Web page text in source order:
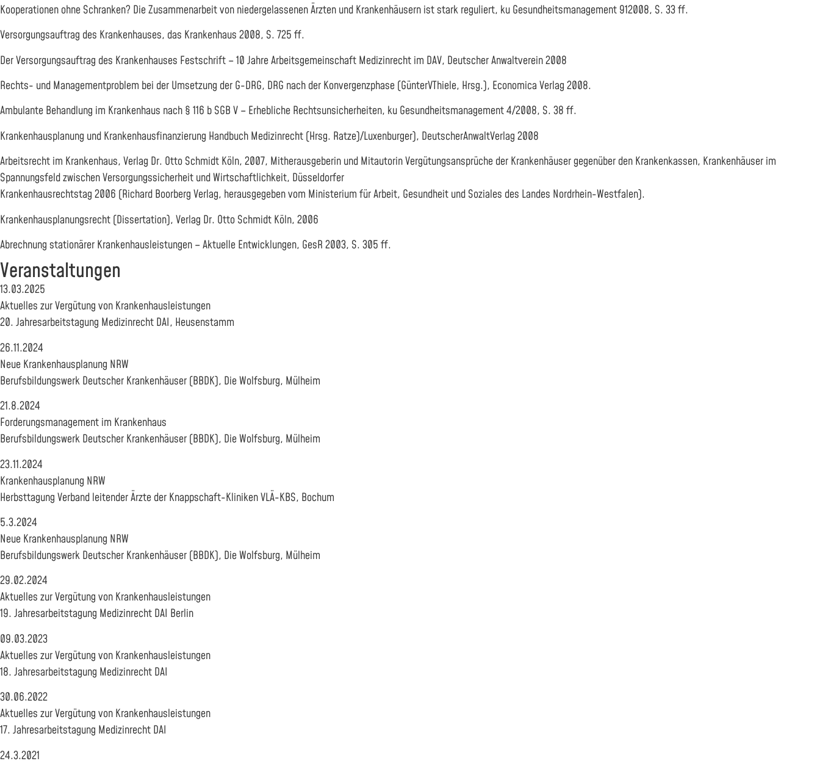
Kooperationen ohne Schranken? Die Zusammenarbeit von niedergelassenen Ärzten und Krankenhäusern ist stark reguliert, ku Gesundheitsmanagement 912008, S. 33 ff.
Versorgungsauftrag des Krankenhauses, das Krankenhaus 2008, S. 725 ff.
Der Versorgungsauftrag des Krankenhauses Festschrift – 10 Jahre Arbeitsgemeinschaft Medizinrecht im DAV, Deutscher Anwaltverein 2008
Rechts- und Managementproblem bei der Umsetzung der G-DRG, DRG nach der Konvergenzphase (GünterVThiele, Hrsg.), Economica Verlag 2008.
Ambulante Behandlung im Krankenhaus nach § 116 b SGB V – Erhebliche Rechtsunsicherheiten, ku Gesundheitsmanagement 4/2008, S. 38 ff.
Krankenhausplanung und Krankenhausfinanzierung Handbuch Medizinrecht (Hrsg. Ratze)/Luxenburger), DeutscherAnwaltVerlag 2008
Arbeitsrecht im Krankenhaus, Verlag Dr. Otto Schmidt Köln, 2007, Mitherausgeberin und Mitautorin Vergütungsansprüche der Krankenhäuser gegenüber den Krankenkassen, Krankenhäuser im
Spannungsfeld zwischen Versorgungssicherheit und Wirtschaftlichkeit, Düsseldorfer
Krankenhausrechtstag 2006 (Richard Boorberg Verlag, herausgegeben vom Ministerium für Arbeit, Gesundheit und Soziales des Landes Nordrhein-Westfalen).
Krankenhausplanungsrecht (Dissertation), Verlag Dr. Otto Schmidt Köln, 2006
Abrechnung stationärer Krankenhausleistungen – Aktuelle Entwicklungen, GesR 2003, S. 305 ff.
Veranstaltungen
13.03.2025
Aktuelles zur Vergütung von Krankenhausleistungen
20. Jahresarbeitstagung Medizinrecht DAI, Heusenstamm
26.11.2024
Neue Krankenhausplanung NRW
Berufsbildungswerk Deutscher Krankenhäuser (BBDK), Die Wolfsburg, Mülheim
21.8.2024
Forderungsmanagement im Krankenhaus
Berufsbildungswerk Deutscher Krankenhäuser (BBDK), Die Wolfsburg, Mülheim
23.11.2024
Krankenhausplanung NRW
Herbsttagung Verband leitender Ärzte der Knappschaft-Kliniken VLÄ-KBS, Bochum
5.3.2024
Neue Krankenhausplanung NRW
Berufsbildungswerk Deutscher Krankenhäuser (BBDK), Die Wolfsburg, Mülheim
29.02.2024
Aktuelles zur Vergütung von Krankenhausleistungen
19. Jahresarbeitstagung Medizinrecht DAI Berlin
09.03.2023
Aktuelles zur Vergütung von Krankenhausleistungen
18. Jahresarbeitstagung Medizinrecht DAI
30.06.2022
Aktuelles zur Vergütung von Krankenhausleistungen
17. Jahresarbeitstagung Medizinrecht DAI
24.3.2021